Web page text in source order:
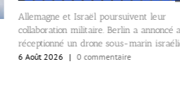
Allemagne et Israël poursuivent leur
collaboration militaire. Berlin a annoncé
réceptionné un drone sous-marin
6 Août 2026 | 0 commentaire